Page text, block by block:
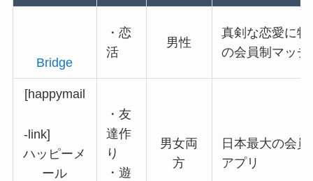
Bridge
・恋
活
男性
真剣な恋愛に
の会員制マッ
[happymail
-link]
ハッピーメ
ール
・友
達作
り
・遊
男女両
方
日本最大の会
アプリ